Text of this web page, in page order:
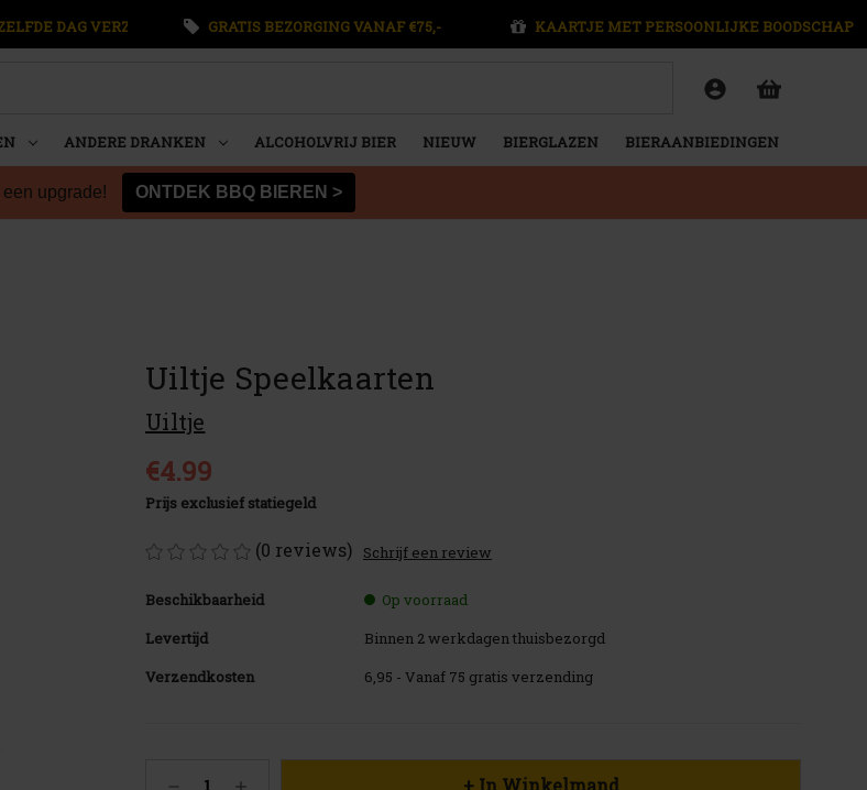
DAG VERZONDEN GRATIS BEZORGING VANAF €75,- KAARTJE MET PERSOONLIJKE BOODSCHAP
ANDERE DRANKEN ALCOHOLVRIJ BIER NIEUW BIERGLAZEN BIERAANBIEDINGEN
upgrade! ONTDEK BBQ BIEREN >
Uiltje Speelkaarten
Uiltje
€4.99
Prijs exclusief statiegeld
(0 reviews) Schrijf een review
Beschikbaarheid
Op voorraad
Levertijd
Binnen 2 werkdagen thuisbezorgd
Verzendkosten
6,95 - Vanaf 75 gratis verzending
HoeveelheidHoeveelheid